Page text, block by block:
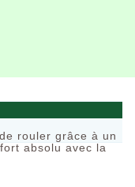
rouler grâce à un
absolu avec la